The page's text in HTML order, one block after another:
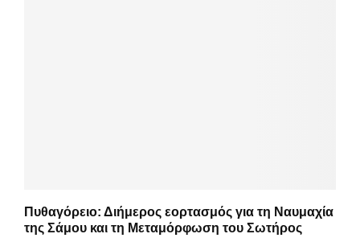
Πυθαγόρειο: Διήμερος εορτασμός για τη Ναυμαχία
της Σάμου και τη Μεταμόρφωση του Σωτήρος